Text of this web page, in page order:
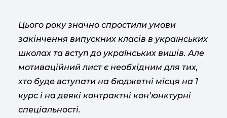
Цього року значно спростили умови
закінчення випускних класів в українських
школах та вступ до українських вишів. Але
мотиваційний лист є необхідним для тих,
хто буде вступати на бюджетні місця на 1
курс і на деякі контрактні кон’юнктурні
спеціальності.